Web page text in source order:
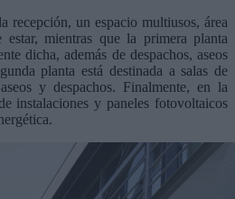
recepción, un espacio multiusos, área
mientras que la primera planta
dicha, además de despachos, aseos
planta está destinada a salas de
y despachos. Finalmente, en la
instalaciones y paneles fotovoltaicos